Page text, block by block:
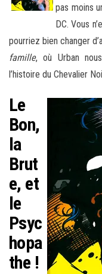
pas moins
DC. Vous
pourriez bien changer
famille, où Urban
l’histoire du Chevalier
Le
Bon,
la
Brut
e, et
le
Psyc
hopa
the !